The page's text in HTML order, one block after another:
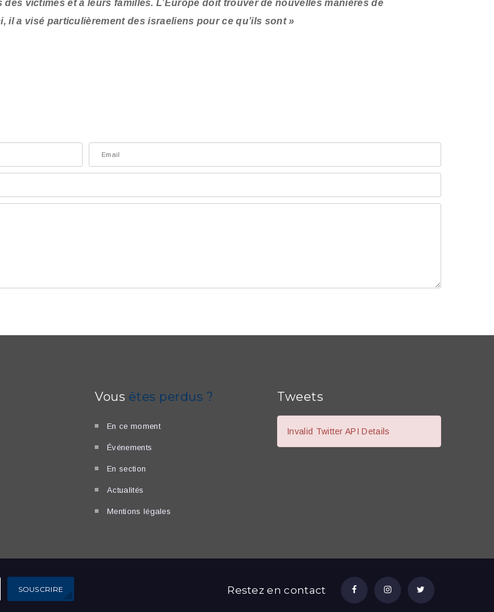
victimes et à leurs familles. L’Europe doit trouver de nouvelles manières de
il a visé particulièrement des israeliens pour ce qu’ils sont »
Vous êtes perdus ?
En ce moment
Événements
En section
Actualités
Mentions légales
Tweets
Invalid Twitter API Details
SOUSCRIRE Restez en contact